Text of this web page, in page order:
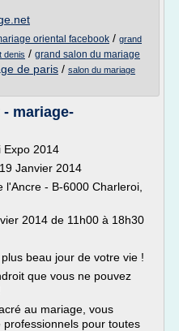
oriental facebook / grand
denis / grand salon du mariage
de paris / salon du mariage
mariage-
Expo 2014
Janvier 2014
- B-6000 Charleroi,
2014 de 11h00 à 18h30
beau jour de votre vie !
que vous ne pouvez
au mariage, vous
pour toutes